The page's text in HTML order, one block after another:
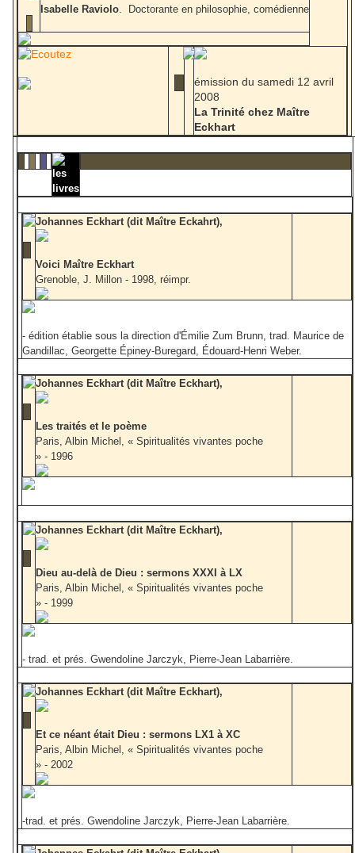
Isabelle Raviolo. Doctorante en philosophie, comédienne
émission du samedi 12 avril
2008
La Trinité chez Maître
Eckhart
les
livres
Johannes Eckhart (dit Maître Eckahrt),
Voici Maître Eckhart
Grenoble, J. Millon - 1998, réimpr.
- édition établie sous la direction d'Émilie Zum Brunn, trad. Maurice de
Gandillac, Georgette Épiney-Buregard, Édouard-Henri Weber.
Johannes Eckhart (dit Maître Eckhart),
Les traités et le poème
Paris, Albin Michel, « Spiritualités vivantes poche
» - 1996
Johannes Eckhart (dit Maître Eckhart),
Dieu au-delà de Dieu : sermons XXXI à LX
Paris, Albin Michel, « Spiritualités vivantes poche
» - 1999
- trad. et prés. Gwendoline Jarczyk, Pierre-Jean Labarrière.
Johannes Eckhart (dit Maître Eckhart),
Et ce néant était Dieu : sermons LX1 à XC
Paris, Albin Michel, « Spiritualités vivantes poche
» - 2002
-trad. et prés. Gwendoline Jarczyk, Pierre-Jean Labarrière.